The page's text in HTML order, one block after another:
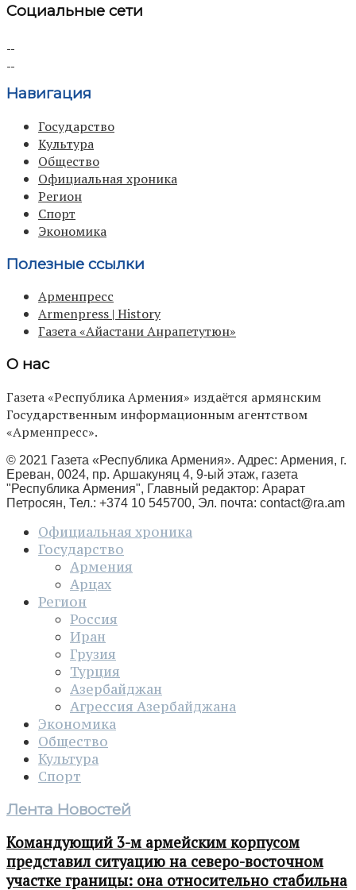
Социальные сети
Навигация
Государство
Культура
Общество
Официальная хроника
Регион
Спорт
Экономика
Полезные ссылки
Арменпресс
Armenpress | History
Газета «Айастани Анрапетутюн»
О нас
Газета «Республика Армения» издаётся армянским
Государственным информационным агентством
«Арменпресс».
© 2021 Газета «Республика Армения». Адрес: Армения, г.
Ереван, 0024, пр. Аршакуняц 4, 9-ый этаж, газета
"Республика Армения", Главный редактор: Арарат
Петросян, Тел.: +374 10 545700, Эл. почта: contact@ra.am
Официальная хроника
Государство
Армения
Арцах
Регион
Россия
Иран
Грузия
Турция
Азербайджан
Агрессия Азербайджана
Экономика
Общество
Культура
Спорт
Лента Новостей
Командующий 3-м армейским корпусом
представил ситуацию на северо-восточном
участке границы: она относительно стабильна